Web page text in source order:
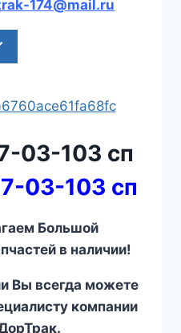
174@mail.ru
03-103 сп
03-103 сп
Большой
в наличии!
Вы всегда можете
компании